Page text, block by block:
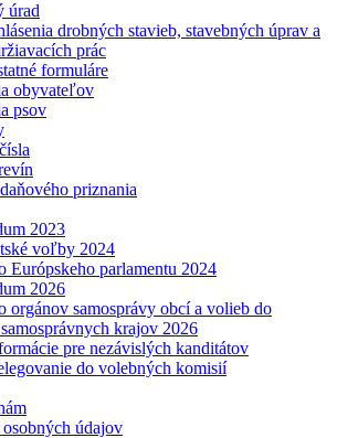
úrad
drobných stavieb, stavebných úprav a
prác
formuláre
obyvateľov
psov
priznania
2023
voľby 2024
Európskeho parlamentu 2024
2026
orgánov samosprávy obcí a volieb do
krajov 2026
pre nezávislých kanditátov
do volebných komisií
údajov